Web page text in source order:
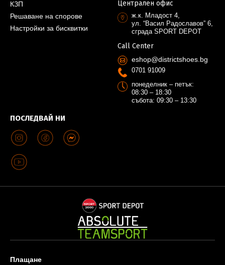
КЗП
Решаване на спорове
Настройки за бисквитки
ПОСЛЕДВАЙ НИ
Централен офис
ж.к. Младост 4,
ул. “Васил Радославов” 6,
сграда SPORT DEPOT
Call Center
eshop@districtshoes.bg
0701 91009
понеделник – петък:
08:30 – 18:30
събота: 09:30 – 13:30
Плащане